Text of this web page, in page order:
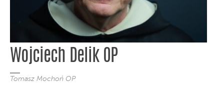
Wojciech Delik OP
Tomasz Mochoń OP